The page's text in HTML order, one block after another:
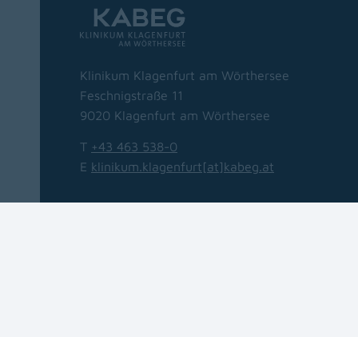
Klinikum Klagenfurt am Wörthersee
Feschnigstraße 11
9020 Klagenfurt am Wörthersee
T +43 463 538-0
E klinikum.klagenfurt[at]kabeg.at